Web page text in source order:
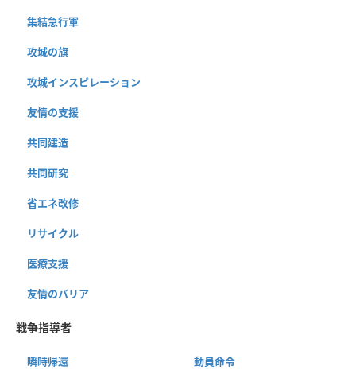
集結急行軍
攻城の旗
攻城インスピレーション
友情の支援
共同建造
共同研究
省エネ改修
リサイクル
医療支援
友情のバリア
戦争指導者
瞬時帰還 動員命令